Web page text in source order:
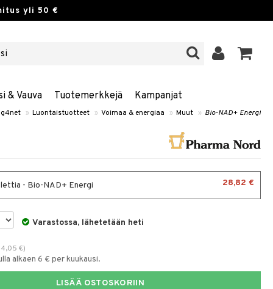
yli 50 €
& Vauva Tuotemerkkejä Kampanjat
» Luontaistuotteet » Voimaa & energiaa » Muut » Bio-NAD+ Energi
- Bio-NAD+ Energi 28,82 €
Varastossa, lähetetään heti
€)
alkaen 6 € per kuukausi.
LISÄÄ OSTOSKORIIN